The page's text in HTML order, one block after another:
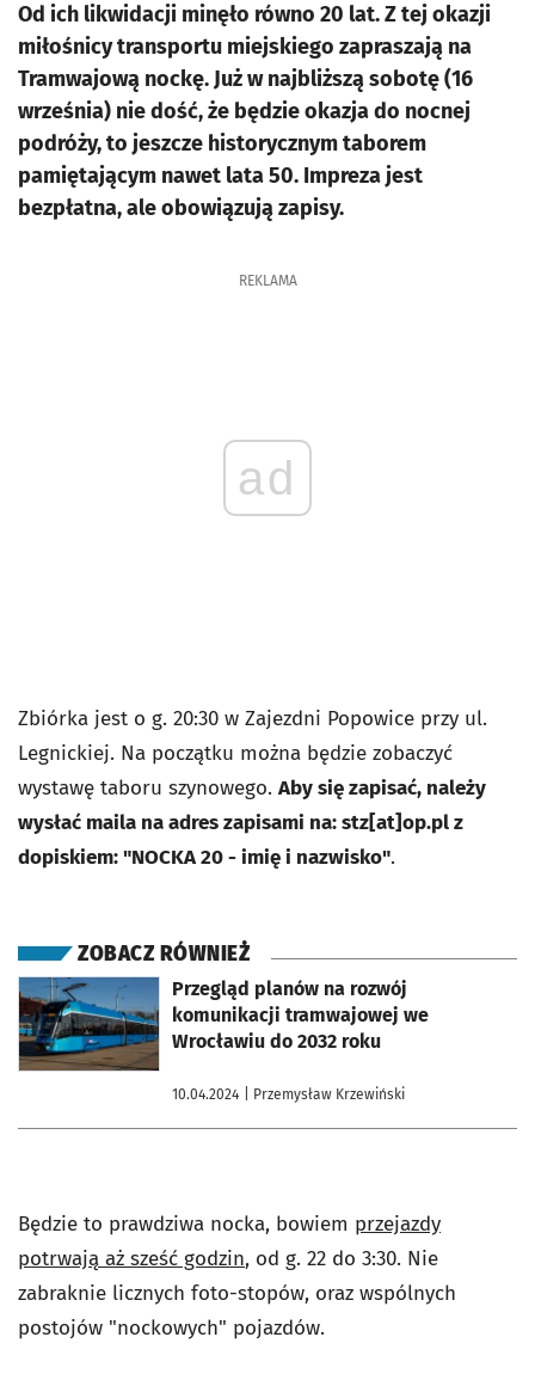
Od ich likwidacji minęło równo 20 lat. Z tej okazji
miłośnicy transportu miejskiego zapraszają na
Tramwajową nockę. Już w najbliższą sobotę (16
września) nie dość, że będzie okazja do nocnej
podróży, to jeszcze historycznym taborem
pamiętającym nawet lata 50. Impreza jest
bezpłatna, ale obowiązują zapisy.
REKLAMA
ad
Zbiórka jest o g. 20:30 w Zajezdni Popowice przy ul.
Legnickiej. Na początku można będzie zobaczyć
wystawę taboru szynowego. Aby się zapisać, należy
wysłać maila na adres zapisami na: stz[at]op.pl z
dopiskiem: "NOCKA 20 - imię i nazwisko".
ZOBACZ RÓWNIEŻ
Przegląd planów na rozwój
komunikacji tramwajowej we
Wrocławiu do 2032 roku
10.04.2024 | Przemysław Krzewiński
otworzy się w nowej karcie
Będzie to prawdziwa nocka, bowiem przejazdy
potrwają aż sześć godzin, od g. 22 do 3:30. Nie
zabraknie licznych foto-stopów, oraz wspólnych
postojów "nockowych" pojazdów.